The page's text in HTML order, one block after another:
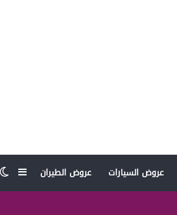
عروض السيارات عروض الطيران